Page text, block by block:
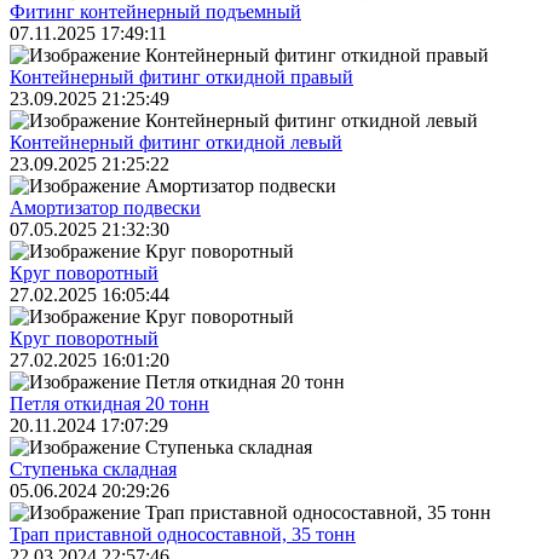
Фитинг контейнерный подъемный
07.11.2025 17:49:11
Контейнерный фитинг откидной правый
23.09.2025 21:25:49
Контейнерный фитинг откидной левый
23.09.2025 21:25:22
Амортизатор подвески
07.05.2025 21:32:30
Круг поворотный
27.02.2025 16:05:44
Круг поворотный
27.02.2025 16:01:20
Петля откидная 20 тонн
20.11.2024 17:07:29
Ступенька складная
05.06.2024 20:29:26
Трап приставной односоставной, 35 тонн